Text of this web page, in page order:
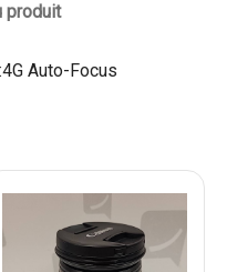
produit
Auto-Focus